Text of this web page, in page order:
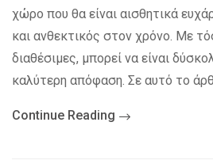
χώρο που θα είναι αισθητικά
και ανθεκτικός στον χρόνο. Με
διαθέσιμες, μπορεί να είναι
καλύτερη απόφαση. Σε αυτό το
Continue Reading